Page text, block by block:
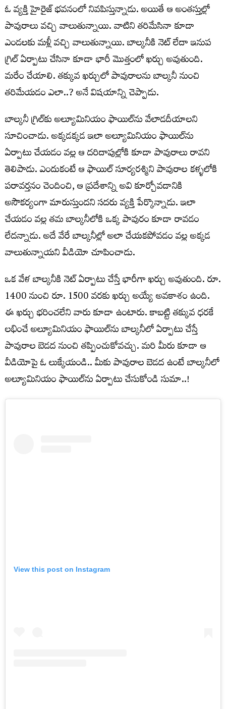
ఓ వ్య‌క్తి హైరైజ్ భ‌వ‌నంలో నివ‌పిస్తున్నాడు. అయితే ఆ అంత‌స్తుల్లో
పావురాలు వ‌చ్చి వాలుతున్నాయి. వాటిని త‌రిమేసినా కూడా
ఎండల‌కు మ‌ళ్లీ వ‌చ్చి వాలుతున్నాయి. బాల్క‌నీకి నెట్ లేదా ఇనుప
గ్రిల్ ఏర్పాటు చేసినా కూడా భారీ మొత్తంలో ఖ‌ర్చు అవుతుంది.
మ‌రేం చేయాలి. త‌క్కువ ఖ‌ర్చులో పావురాల‌ను బాల్క‌నీ నుంచి
త‌రిమేయ‌డం ఎలా..? అనే విష‌యాన్ని చెప్పాడు.
బాల్క‌నీ గ్రిల్‌కు అల్యూమినియం ఫాయిల్‌ను వేలాడ‌దీయాల‌ని
సూచించాడు. అక్క‌డ‌క్క‌డ ఇలా అల్యూమినియం ఫాయిల్‌ను
ఏర్పాటు చేయ‌డం వ‌ల్ల ఆ ద‌రిదాపుల్లోకి కూడా పావురాలు రావ‌ని
తెలిపాడు. ఎందుకంటే ఆ ఫాయిల్ సూర్యరశ్మిని పావురాల కళ్ళలోకి
పరావర్తనం చెందించి, ఆ ప్రదేశాన్ని అవి కూర్చోవడానికి
అసౌకర్యంగా మారుస్తుంద‌ని స‌ద‌రు వ్య‌క్తి పేర్కొన్నాడు. ఇలా
చేయ‌డం వ‌ల్ల త‌మ బాల్క‌నీలోకి ఒక్క పావురం కూడా రావ‌డం
లేద‌న్నాడు. అదే వేరే బాల్క‌నీల్లో అలా చేయ‌క‌పోవ‌డం వ‌ల్ల అక్క‌డ
వాలుతున్నాయ‌ని వీడియో చూపించాడు.
ఒక వేళ బాల్క‌నీకి నెట్ ఏర్పాటు చేస్తే భారీగా ఖ‌ర్చు అవుతుంది. రూ.
1400 నుంచి రూ. 1500 వ‌ర‌కు ఖ‌ర్చు అయ్యే అవ‌కాశం ఉంది.
ఈ ఖ‌ర్చు భ‌రించ‌లేని వారు కూడా ఉంటారు. కాబ‌ట్టి త‌క్కువ ధ‌ర‌కే
ల‌భించే అల్యూమినియం ఫాయిల్‌ను బాల్క‌నీలో ఏర్పాటు చేస్తే
పావురాల బెడ‌ద నుంచి త‌ప్పించుకోవ‌చ్చు. మ‌రి మీరు కూడా ఆ
వీడియోపై ఓ లుక్కేయండి.. మీకు పావురాల బెడ‌ద ఉంటే బాల్క‌నీలో
అల్యూమినియం ఫాయిల్‌ను ఏర్పాటు చేసుకోండి సుమా..!
View this post on Instagram